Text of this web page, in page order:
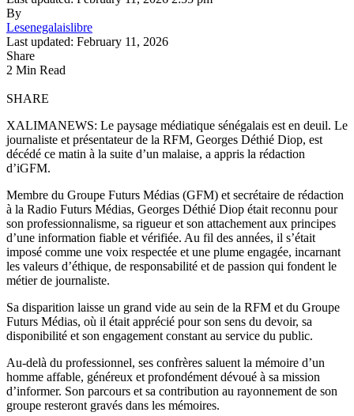
By
Lesenegalaislibre
Last updated: February 11, 2026
Share
2 Min Read
SHARE
XALIMANEWS: Le paysage médiatique sénégalais est en deuil. Le
journaliste et présentateur de la RFM, Georges Déthié Diop, est
décédé ce matin à la suite d’un malaise, a appris la rédaction
d’iGFM.
Membre du Groupe Futurs Médias (GFM) et secrétaire de rédaction
à la Radio Futurs Médias, Georges Déthié Diop était reconnu pour
son professionnalisme, sa rigueur et son attachement aux principes
d’une information fiable et vérifiée. Au fil des années, il s’était
imposé comme une voix respectée et une plume engagée, incarnant
les valeurs d’éthique, de responsabilité et de passion qui fondent le
métier de journaliste.
Sa disparition laisse un grand vide au sein de la RFM et du Groupe
Futurs Médias, où il était apprécié pour son sens du devoir, sa
disponibilité et son engagement constant au service du public.
Au-delà du professionnel, ses confrères saluent la mémoire d’un
homme affable, généreux et profondément dévoué à sa mission
d’informer. Son parcours et sa contribution au rayonnement de son
groupe resteront gravés dans les mémoires.